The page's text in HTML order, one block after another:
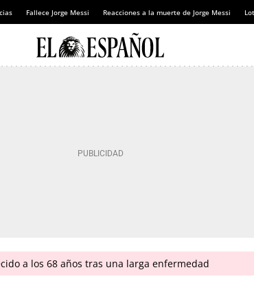
Fallece Jorge Messi Reacciones a la muerte de Jorge Messi
a los 68 años tras una larga enfermedad